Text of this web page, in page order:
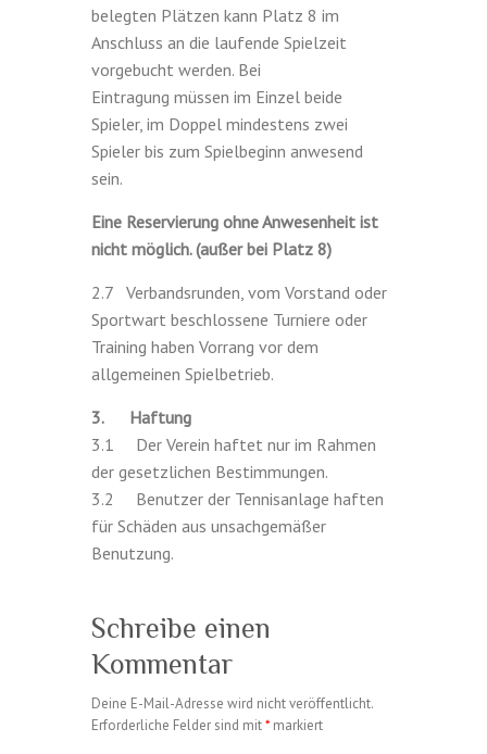
belegten Plätzen kann Platz 8 im
Anschluss an die laufende Spielzeit
vorgebucht werden. Bei
Eintragung müssen im Einzel beide
Spieler, im Doppel mindestens zwei
Spieler bis zum Spielbeginn anwesend
sein.
Eine Reservierung ohne Anwesenheit ist
nicht möglich. (außer bei Platz 8)
2.7 Verbandsrunden, vom Vorstand oder
Sportwart beschlossene Turniere oder
Training haben Vorrang vor dem
allgemeinen Spielbetrieb.
3. Haftung
3.1 Der Verein haftet nur im Rahmen
der gesetzlichen Bestimmungen.
3.2 Benutzer der Tennisanlage haften
für Schäden aus unsachgemäßer
Benutzung.
Schreibe einen
Kommentar
Deine E-Mail-Adresse wird nicht veröffentlicht.
Erforderliche Felder sind mit* markiert